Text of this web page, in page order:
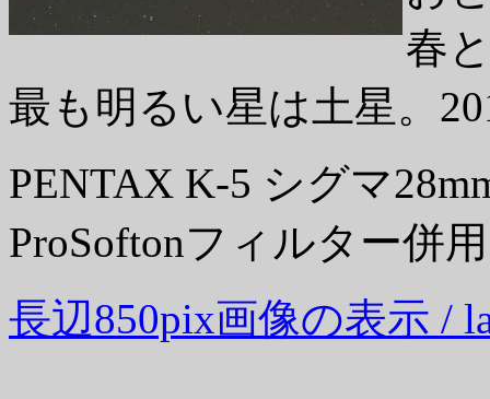
春
最も明るい星は土星。
PENTAX K-5 シグマ
ProSoftonフィルター併
長辺850pix画像の表示 /